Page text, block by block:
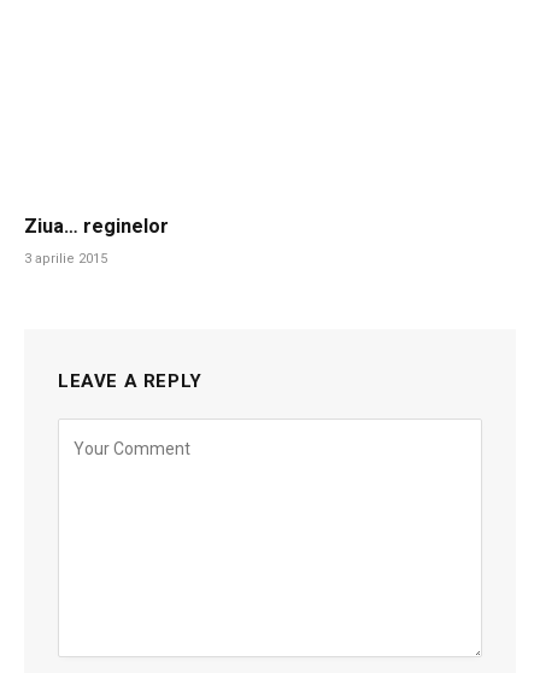
Ziua… reginelor
3 aprilie 2015
LEAVE A REPLY